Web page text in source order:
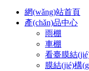
網(wǎng)站首頁
產(chǎn)品中心
雨棚
車棚
看臺膜結
膜結(jié)構